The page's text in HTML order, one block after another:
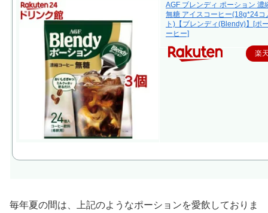
AGF ブレンディ ポーション 濃
無糖 アイスコーヒー(18g*24コ
ト)【ブレンディ(Blendy)】[ポ
ーヒー]
楽
毎年夏の間は、上記のようなポーションを愛飲しておりま